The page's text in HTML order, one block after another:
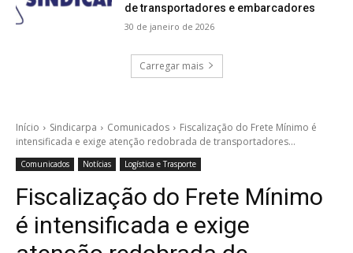
de transportadores e embarcadores
30 de janeiro de 2026
Carregar mais